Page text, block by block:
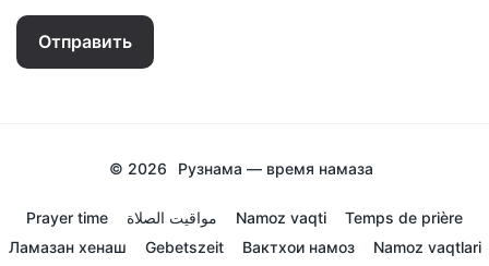
Отправить
© 2026 Рузнама — время намаза
Prayer time مواقيت الصلاة Namoz vaqti
Temps de prière
Ламазан хенаш
Gebetszeit Вактхои намоз
Namoz vaqtlari